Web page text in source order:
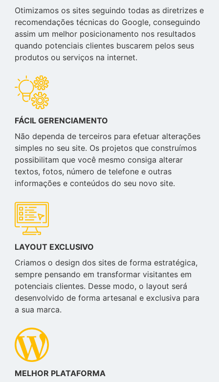
Otimizamos os sites seguindo todas as diretrizes e
recomendações técnicas do Google, conseguindo
assim um melhor posicionamento nos resultados
quando potenciais clientes buscarem pelos seus
produtos ou serviços na internet.
FÁCIL GERENCIAMENTO
Não dependa de terceiros para efetuar alterações
simples no seu site. Os projetos que construímos
possibilitam que você mesmo consiga alterar
textos, fotos, número de telefone e outras
informações e conteúdos do seu novo site.
LAYOUT EXCLUSIVO
Criamos o design dos sites de forma estratégica,
sempre pensando em transformar visitantes em
potenciais clientes. Desse modo, o layout será
desenvolvido de forma artesanal e exclusiva para
a sua marca.
MELHOR PLATAFORMA